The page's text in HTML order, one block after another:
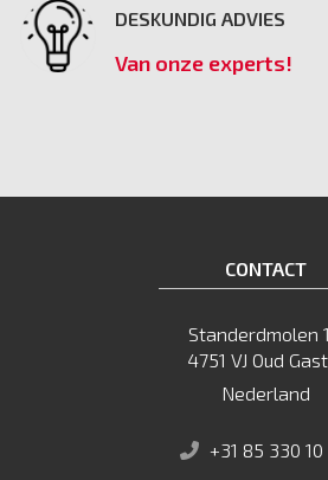
DESKUNDIG ADVIES
Van onze experts!
CONTACT
Standerdmolen
4751 VJ Oud
Nederland
+31 85 330